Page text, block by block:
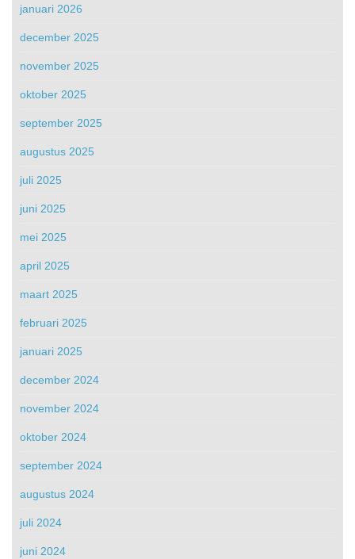
januari 2026
december 2025
november 2025
oktober 2025
september 2025
augustus 2025
juli 2025
juni 2025
mei 2025
april 2025
maart 2025
februari 2025
januari 2025
december 2024
november 2024
oktober 2024
september 2024
augustus 2024
juli 2024
juni 2024